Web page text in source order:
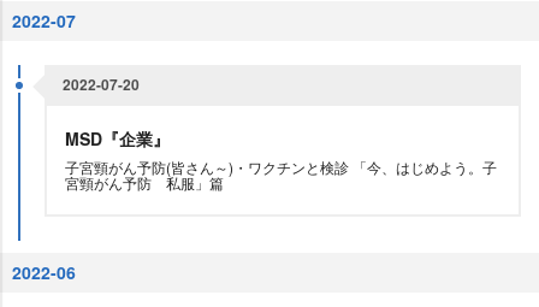
2022-07
2022-07-20
MSD『企業』
子宮頸がん予防(皆さん～)・ワクチンと検診 「今、はじめよう。子
宮頸がん予防 私服」篇
2022-06